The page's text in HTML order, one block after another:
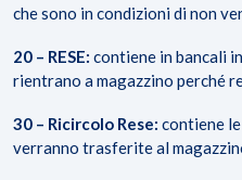
che sono in condizioni di non
20 – RESE: contiene in bancali
rientrano a magazzino perché
30 – Ricircolo Rese: contiene
verranno trasferite al